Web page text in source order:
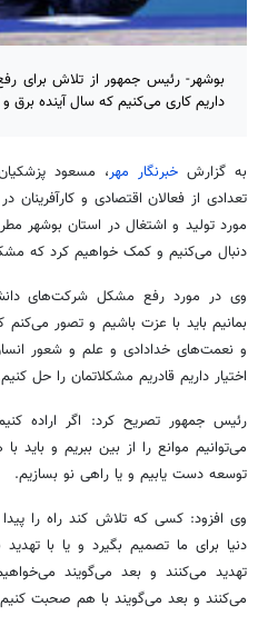
بوشهر- رئیس جمهور از تلاش برای
داریم کاری می‌کنیم که سال آینده برق
به گزارش خبرنگار مهر، مسعود
تعدادی از فعالان اقتصادی و
مورد تولید و اشتغال در استان بوشهر
دنبال می‌کنیم و کمک خواهیم کرد که
وی در مورد رفع مشکل شرکت‌های
بمانیم باید با عزت باشیم و تصور
و نعمت‌های خدادادی و علم و شعور
اختیار داریم قادریم مشکلاتمان را حل
رئیس جمهور تصریح کرد: اگر اراده
می‌توانیم موانع را از بین ببریم و باید
توسعه دست یابیم و یا راهی نو بسازیم.
وی افزود: کسی که تلاش کند راه را
دنیا برای ما تصمیم بگیرد و یا با
تهدید می‌کنند و بعد می‌گویند
می‌کنند و بعد می‌گویند با هم صحبت